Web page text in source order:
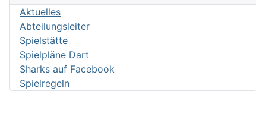
Aktuelles
Abteilungsleiter
Spielstätte
Spielpläne Dart
Sharks auf Facebook
Spielregeln